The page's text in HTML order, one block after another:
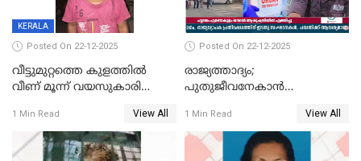
KERALA
Posted On 22-12-2025
വീട്ടുമുറ്റത്തെ കുളത്തിൽ
വീണ് മൂന്ന് വയസുകാരി
1 Min Read View All
Posted On 22-12-2025
രാജ്യത്താദ്യം;
പുതുജീവനേകാൻ
എറണാകുളം സർക്കാർ
ജനറൽ
ആശുപത്രിയിലെത്തിച്ചു
1 Min Read View All